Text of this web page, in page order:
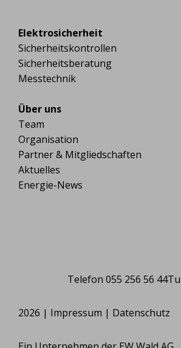
Elektrosicherheit
Sicherheitskontrollen
Sicherheitsberatung
Messtechnik
Über uns
Team
Organisation
Partner & Mitgliedschaften
Aktuelles
Energie-News
Telefon 055 256 56 44
2026 | Impressum | Datenschutz